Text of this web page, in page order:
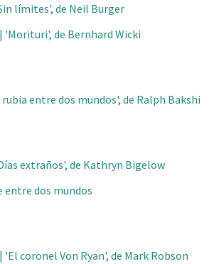
límites', de Neil Burger
de Bernhard Wicki
entre dos mundos', de Ralph Bakshi
extraños', de Kathryn Bigelow
entre dos mundos
coronel Von Ryan', de Mark Robson